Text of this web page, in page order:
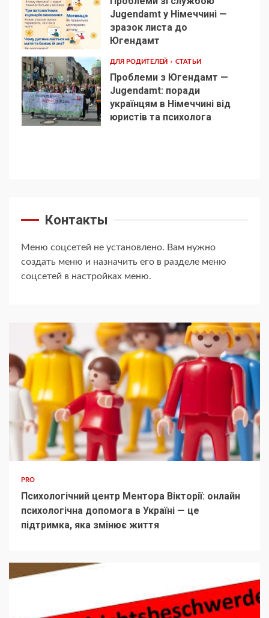
4
Jugendamt у Німеччині —
зразок листа до
Югендамт
5
ДЛЯ РОДИТЕЛЕЙ СТАТЬИ
Проблеми з Югендамт —
Jugendamt: поради
українцям в Німеччині від
юристів та психолога
Контакты
Меню соцсетей не установлено. Вам нужно
создать меню и назначить его в разделе меню
соцсетей в настройках меню.
PRO
Психологічний центр Ментора Вікторії: онлайн
психологічна допомога в Україні — це
підтримка, яка змінює життя